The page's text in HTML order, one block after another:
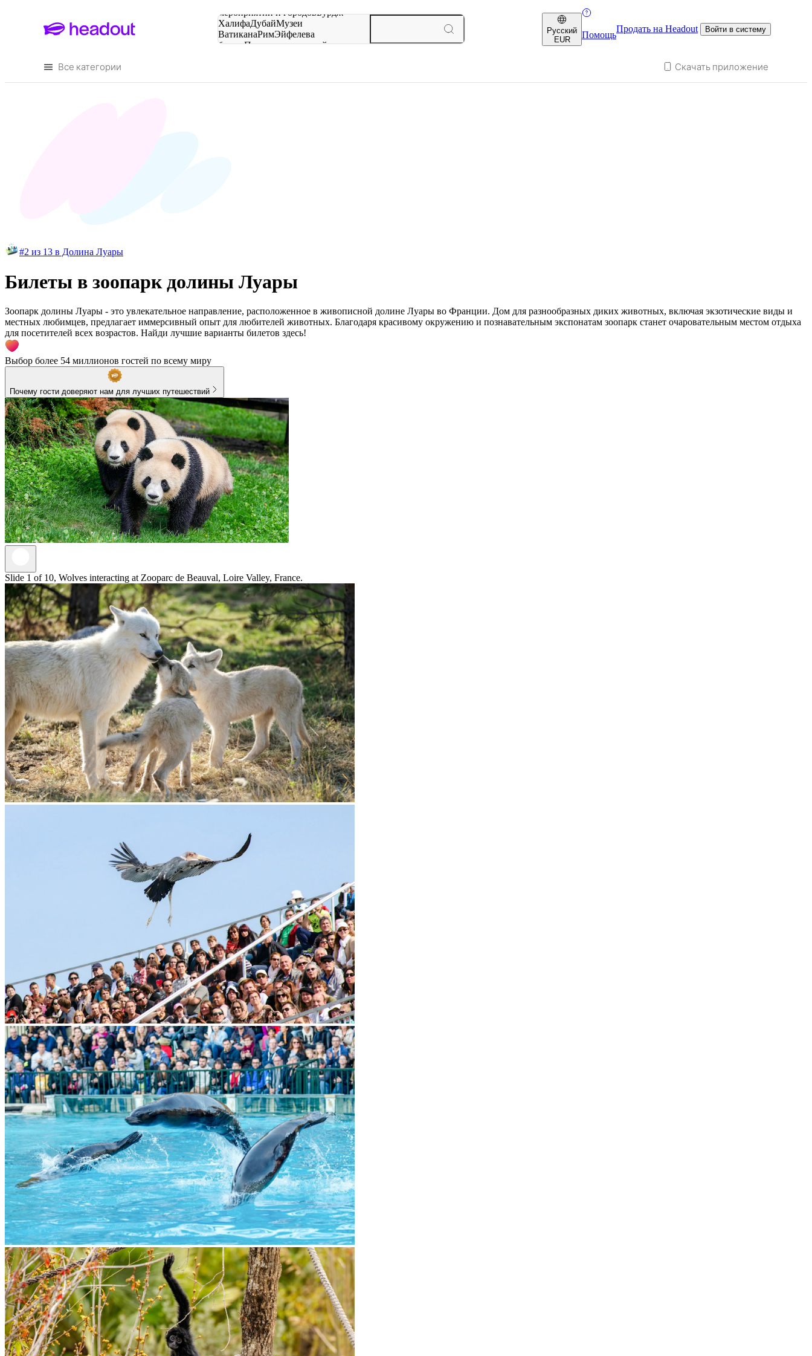
мероприятий и городовБурдж-
ХалифаДубайМузеи
ВатиканаРимЭйфелева
башняПарижмероприятий и
Русский
EUR
Помощь
Продать на Headout Войти в систему
Все категории Скачать приложение
#2 из 13 в Долина Луары
Билеты в зоопарк долины Луары
Зоопарк долины Луары - это увлекательное направление, расположенное в живописной долине Луары во Франции. Дом для разнообразных диких животных, включая экзотические виды и
местных любимцев, предлагает иммерсивный опыт для любителей животных. Благодаря красивому окружению и познавательным экспонатам зоопарк станет очаровательным местом отдыха
для посетителей всех возрастов. Найди лучшие варианты билетов здесь!
Выбор более 54 миллионов гостей по всему миру
Почему гости доверяют нам для лучших путешествий
Slide 1 of 10, Wolves interacting at Zooparc de Beauval, Loire Valley, France.